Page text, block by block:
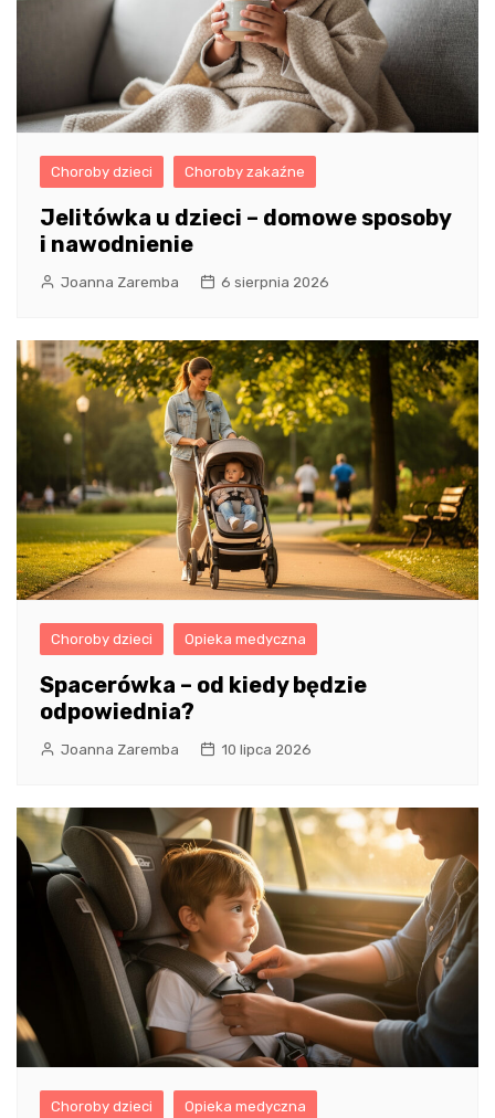
Choroby dzieci Choroby zakaźne
Jelitówka u dzieci – domowe sposoby
i nawodnienie
Joanna Zaremba 6 sierpnia 2026
Choroby dzieci Opieka medyczna
Spacerówka – od kiedy będzie
odpowiednia?
Joanna Zaremba 10 lipca 2026
Choroby dzieci Opieka medyczna